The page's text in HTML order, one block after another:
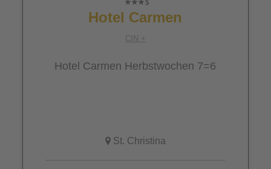
Hotel Carmen
CIN +
Hotel Carmen Herbstwochen 7=6
St. Christina